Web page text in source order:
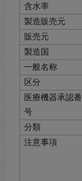
含水率
製造販売元
販売元
製造国
一般名称
区分
医療機器承認番
号
分類
注意事項